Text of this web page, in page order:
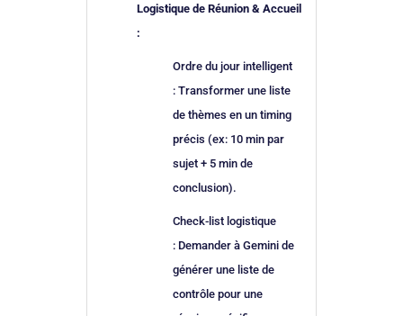
Logistique de Réunion & Accueil
:
Ordre du jour intelligent
: Transformer une liste
de thèmes en un timing
précis (ex: 10 min par
sujet + 5 min de
conclusion).
Check-list logistique
: Demander à Gemini de
générer une liste de
contrôle pour une